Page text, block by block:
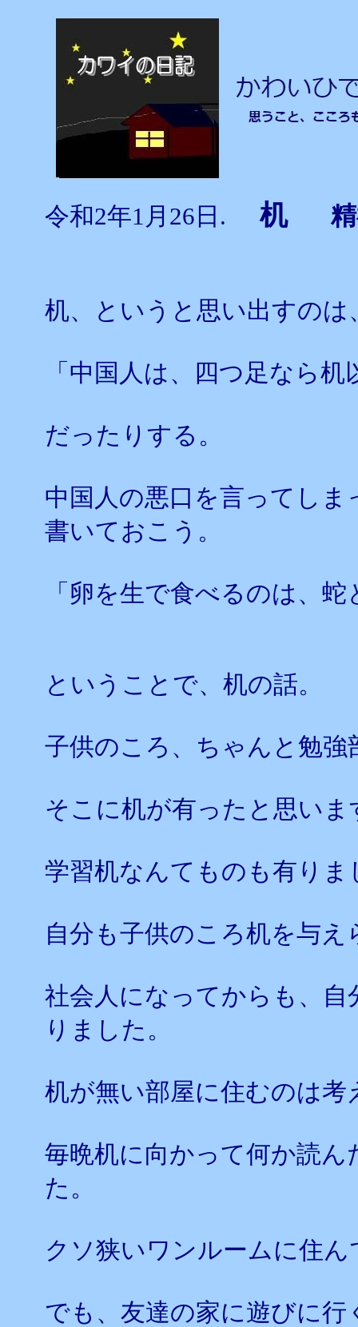
令和2年1月26日. 机
机、というと思い出すのは
「中国人は、四つ足なら
だったりする。
中国人の悪口を言ってし
書いておこう。
「卵を生で食べるのは、
ということで、机の話。
子供のころ、ちゃんと勉
そこに机が有ったと思いま
学習机なんてものも有りま
自分も子供のころ机を与
社会人になってからも、
りました。
机が無い部屋に住むのは
毎晩机に向かって何か読
た。
クソ狭いワンルームに住
でも、友達の家に遊びに